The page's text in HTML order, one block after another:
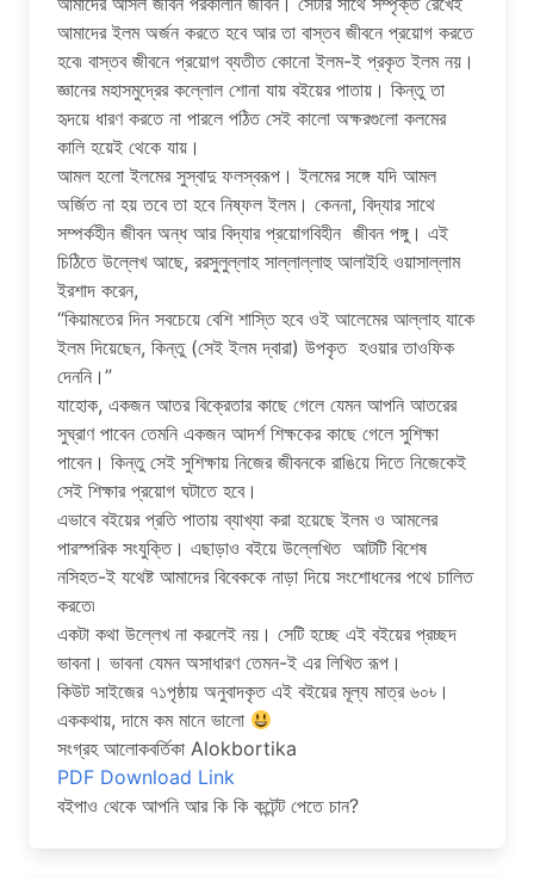
আমাদের ইলম অর্জন করতে হবে আর তা বাস্তব জীবনে প্রয়োগ করতে
হবে৷ বাস্তব জীবনে প্রয়োগ ব্যতীত কোনো ইলম-ই প্রকৃত ইলম নয়।
জ্ঞানের মহাসমুদ্রের কল্লোল শোনা যায় বইয়ের পাতায়। কিন্তু তা
হৃদয়ে ধারণ করতে না পারলে পঠিত সেই কালো অক্ষরগুলো কলমের
কালি হয়েই থেকে যায়।
আমল হলো ইলমের সুস্বাদু ফলস্বরূপ। ইলমের সঙ্গে যদি আমল
অর্জিত না হয় তবে তা হবে নিষ্ফল ইলম। কেননা, বিদ্যার সাথে
সম্পর্কহীন জীবন অন্ধ আর বিদ্যার প্রয়োগবিহীন জীবন পঙ্গু। এই
চিঠিতে উল্লেখ আছে, ররসুলুল্লাহ সাল্লাল্লাহু আলাইহি ওয়াসাল্লাম
ইরশাদ করেন,
“কিয়ামতের দিন সবচেয়ে বেশি শাস্তি হবে ওই আলেমের আল্লাহ যাকে
ইলম দিয়েছেন, কিন্তু (সেই ইলম দ্বারা) উপকৃত হওয়ার তাওফিক
দেননি।”
যাহোক, একজন আতর বিক্রেতার কাছে গেলে যেমন আপনি আতরের
সুঘ্রাণ পাবেন তেমনি একজন আদর্শ শিক্ষকের কাছে গেলে সুশিক্ষা
পাবেন। কিন্তু সেই সুশিক্ষায় নিজের জীবনকে রাঙিয়ে দিতে নিজেকেই
সেই শিক্ষার প্রয়োগ ঘটাতে হবে।
এভাবে বইয়ের প্রতি পাতায় ব্যাখ্যা করা হয়েছে ইলম ও আমলের
পারস্পরিক সংযুক্তি। এছাড়াও বইয়ে উল্লেখিত আটটি বিশেষ
নসিহত-ই যথেষ্ট আমাদের বিবেককে নাড়া দিয়ে সংশোধনের পথে চালিত
করতে৷
একটা কথা উল্লেখ না করলেই নয়। সেটি হচ্ছে এই বইয়ের প্রচ্ছদ
ভাবনা। ভাবনা যেমন অসাধারণ তেমন-ই এর লিখিত রূপ।
কিউট সাইজের ৭১পৃষ্ঠায় অনুবাদকৃত এই বইয়ের মূল্য মাত্র ৬০৳।
এককথায়, দামে কম মানে ভালো
সংগ্রহ আলোকবর্তিকা Alokbortika
PDF Download Link
বইপাও থেকে আপনি আর কি কি কন্টেন্ট পেতে চান?